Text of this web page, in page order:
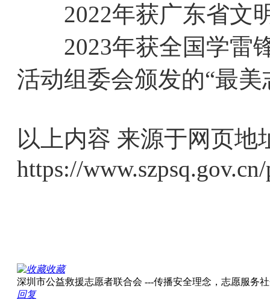
2022年获广东省文明
2023年获全国学雷锋
活动组委会颁发的“最美
以上内容 来源于网页地
https://
收藏
深圳市公益救援志愿者联合会 ---传播安全理念，志愿服务
回复